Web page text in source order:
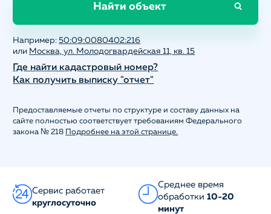
Найти объект
Например:50:09:0080402:216
или Москва, ул. Молодогвардейская 11, кв. 15
Где найти кадастровый номер?
Как получить выписку "отчет"
Предоставляемые отчеты по структуре и составу данных на
сайте полностью соответствует требованиям Федерального
закона № 218 Подробнее на этой странице.
Сервис работает
круглосуточно
Среднее время
обработки 10-20
минут